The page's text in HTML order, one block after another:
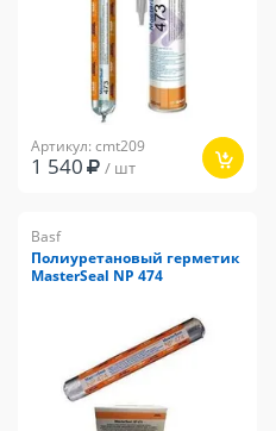
Артикул: cmt209
1 540 / шт
Basf
Полиуретановый герметик
MasterSeal NP 474